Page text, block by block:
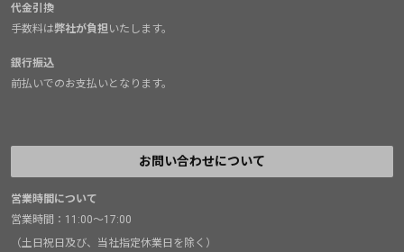
代金引換
手数料は弊社が負担いたします。
銀行振込
前払いでのお支払いとなります。
お問い合わせについて
営業時間について
営業時間：11:00～17:00
（土日祝日及び、当社指定休業日を除く）